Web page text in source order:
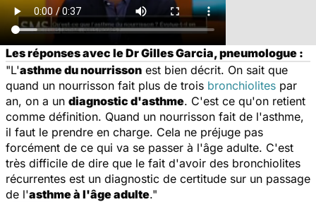
Les réponses avec le Dr Gilles Garcia, pneumologue :
"L'asthme du nourrisson est bien décrit. On sait que
quand un nourrisson fait plus de trois bronchiolites par
an, on a un diagnostic d'asthme. C'est ce qu'on retient
comme définition. Quand un nourrisson fait de l'asthme,
il faut le prendre en charge. Cela ne préjuge pas
forcément de ce qui va se passer à l'âge adulte. C'est
très difficile de dire que le fait d'avoir des bronchiolites
récurrentes est un diagnostic de certitude sur un passage
de l'asthme à l'âge adulte."